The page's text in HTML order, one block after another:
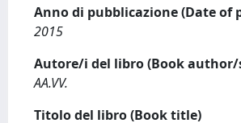
Anno di pubblicazione (Date of
2015
Autore/i del libro (Book author/
AA.VV.
Titolo del libro (Book title)